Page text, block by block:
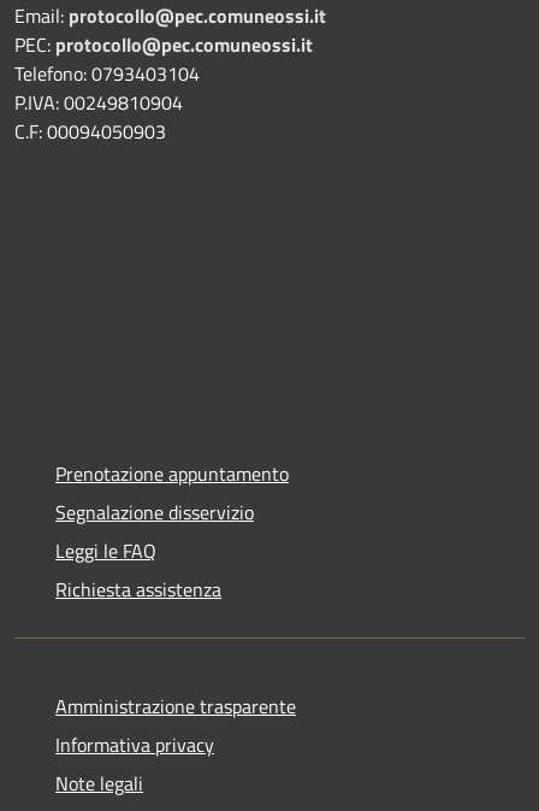
Email: protocollo@pec.comuneossi.it
PEC: protocollo@pec.comuneossi.it
Telefono: 0793403104
P.IVA: 00249810904
C.F: 00094050903
Prenotazione appuntamento
Segnalazione disservizio
Leggi le FAQ
Richiesta assistenza
Amministrazione trasparente
Informativa privacy
Note legali